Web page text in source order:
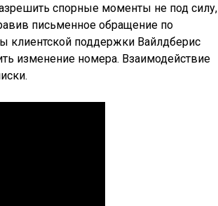
спорные моменты не под силу,
письменное обращение по
поддержки Вайлдберис
изменение номера. Взаимодействие